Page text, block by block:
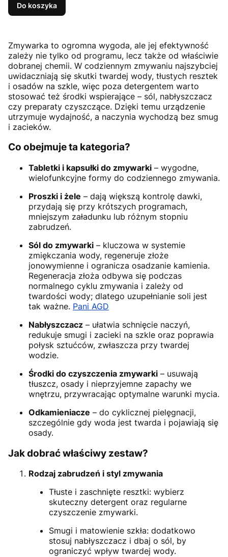
Do koszyka
Zmywarka to ogromna wygoda, ale jej efektywność
zależy nie tylko od programu, lecz także od właściwie
dobranej chemii. W codziennym zmywaniu najszybciej
uwidaczniają się skutki twardej wody, tłustych resztek
i osadów na szkle, więc poza detergentem warto
stosować też środki wspierające – sól, nabłyszczacz
czy preparaty czyszczące. Dzięki temu urządzenie
utrzymuje wydajność, a naczynia wychodzą bez smug
i zacieków.
Co obejmuje ta kategoria?
Tabletki i kapsułki do zmywarki – wygodne,
wielofunkcyjne formy do codziennego zmywania.
Proszki i żele – dają większą kontrolę dawki,
przydają się przy krótszych programach,
mniejszym załadunku lub różnym stopniu
zabrudzeń.
Sól do zmywarki – kluczowa w systemie
zmiękczania wody, regeneruje złoże
jonowymienne i ogranicza osadzanie kamienia.
Regeneracja złoża odbywa się podczas
normalnego cyklu zmywania i zależy od
twardości wody; dlatego uzupełnianie soli jest
tak ważne. Pani AGD
Nabłyszczacz – ułatwia schnięcie naczyń,
redukuje smugi i zacieki na szkle oraz poprawia
połysk sztućców, zwłaszcza przy twardej
wodzie.
Środki do czyszczenia zmywarki – usuwają
tłuszcz, osady i nieprzyjemne zapachy we
wnętrzu, przywracając optymalne warunki mycia.
Odkamieniacze – do cyklicznej pielęgnacji,
szczególnie gdy woda jest twarda i pojawiają się
osady.
Jak dobrać właściwy zestaw?
Rodzaj zabrudzeń i styl zmywania
Tłuste i zaschnięte resztki: wybierz
skuteczny detergent oraz regularne
czyszczenie zmywarki.
Smugi i matowienie szkła: dodatkowo
stosuj nabłyszczacz i dbaj o sól, by
ograniczyć wpływ twardej wody.